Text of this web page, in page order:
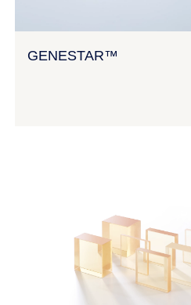
GENESTAR™